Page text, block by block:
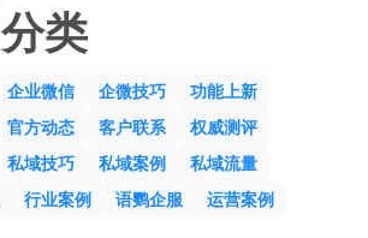
分类
企业微信 企微技巧
功能上新
官方动态 客户联系
权威测评
私域技巧 私域案例
私域流量
行业案例 语鹦企服 运营案例